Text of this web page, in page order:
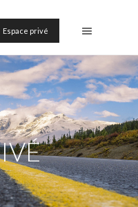
Espace privé